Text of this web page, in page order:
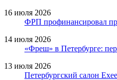
16 июля 2026
ФРП профинансировал
14 июля 2026
«Фреш» в Петербурге:
13 июля 2026
Петербургский салон